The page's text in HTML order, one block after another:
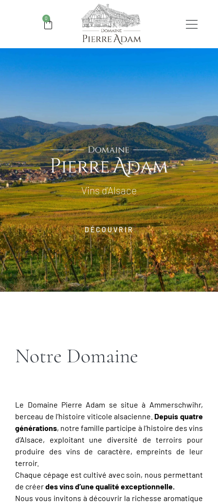
0
Vins d'Alsace
DÉCOUVRIR
Notre Domaine
Le Domaine Pierre Adam se situe à Ammerschwihr,
berceau de l’histoire viticole alsacienne. Depuis quatre
générations, notre famille participe à l’histoire des vins
d’Alsace, exploitant une diversité de terroirs pour
produire des vins de caractère, empreints de leur
terroir.
Chaque cépage est cultivé avec soin, nous permettant
de créerdes vins d’une qualité exceptionnelle.
Nous vous invitons à découvrir la richesse aromatique